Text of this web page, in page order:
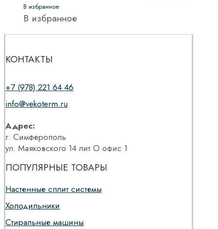
В избранное
В избранное
КОНТАКТЫ
+7 (978) 221 64 46
info@vekoterm.ru
Адрес:
г. Симферополь
ул. Маяковского 14 лит О офис 1
ПОПУЛЯРНЫЕ ТОВАРЫ
Настенные сплит системы
Холодильники
Стиральные машины